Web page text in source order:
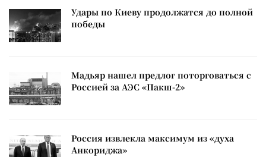
Удары по Киеву продолжатся до полной
победы
Мадьяр нашел предлог поторговаться с
Россией за АЭС «Пакш-2»
Россия извлекла максимум из «духа
Анкориджа»